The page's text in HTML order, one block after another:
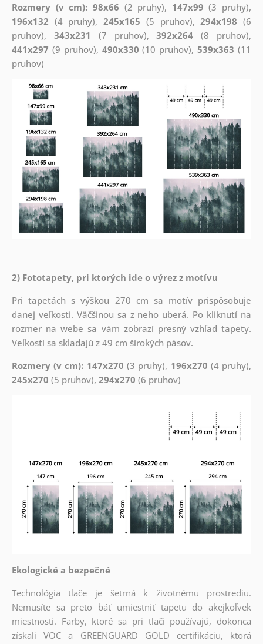
Rozmery (v cm): 98x66 (2 pruhy), 147x99 (3 pruhy),
196x132 (4 pruhy),245x165 (5 pruhov),294x198 (6
pruhov), 343x231 (7 pruhov),392x264 (8 pruhov),
441x297 (9 pruhov), 490x330 (10 pruhov),539x363 (11
pruhov)
2) Fototapety, pri ktorých ide o výrez z motívu
Pri tapetách s výškou 270 cm sa motív prispôsobuje
danej veľkosti. Väčšinou sa z neho uberá. Po kliknutí na
rozmer na webe sa vám zobrazí presný vzhľad tapety.
Veľkosti sa skladajú z 49 cm širokých pásov.
Rozmery (v cm): 147x270 (3 pruhy), 196x270 (4 pruhy),
245x270 (5 pruhov), 294x270 (6 pruhov)
Ekologické a bezpečné
Technológia tlače je šetrná k životnému prostrediu.
Nemusíte sa preto báť umiestniť tapetu do akejkoľvek
miestnosti. Farby, ktoré sa pri tlači používajú, dokonca
získali VOC a GREENGUARD GOLD certifikáciu, ktorá